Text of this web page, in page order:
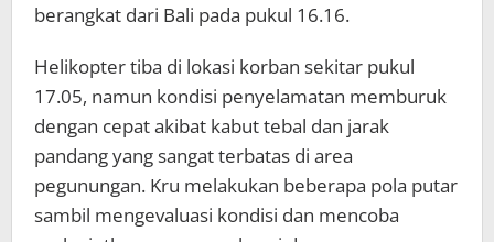
berangkat dari Bali pada pukul 16.16.
Helikopter tiba di lokasi korban sekitar pukul
17.05, namun kondisi penyelamatan memburuk
dengan cepat akibat kabut tebal dan jarak
pandang yang sangat terbatas di area
pegunungan. Kru melakukan beberapa pola putar
sambil mengevaluasi kondisi dan mencoba